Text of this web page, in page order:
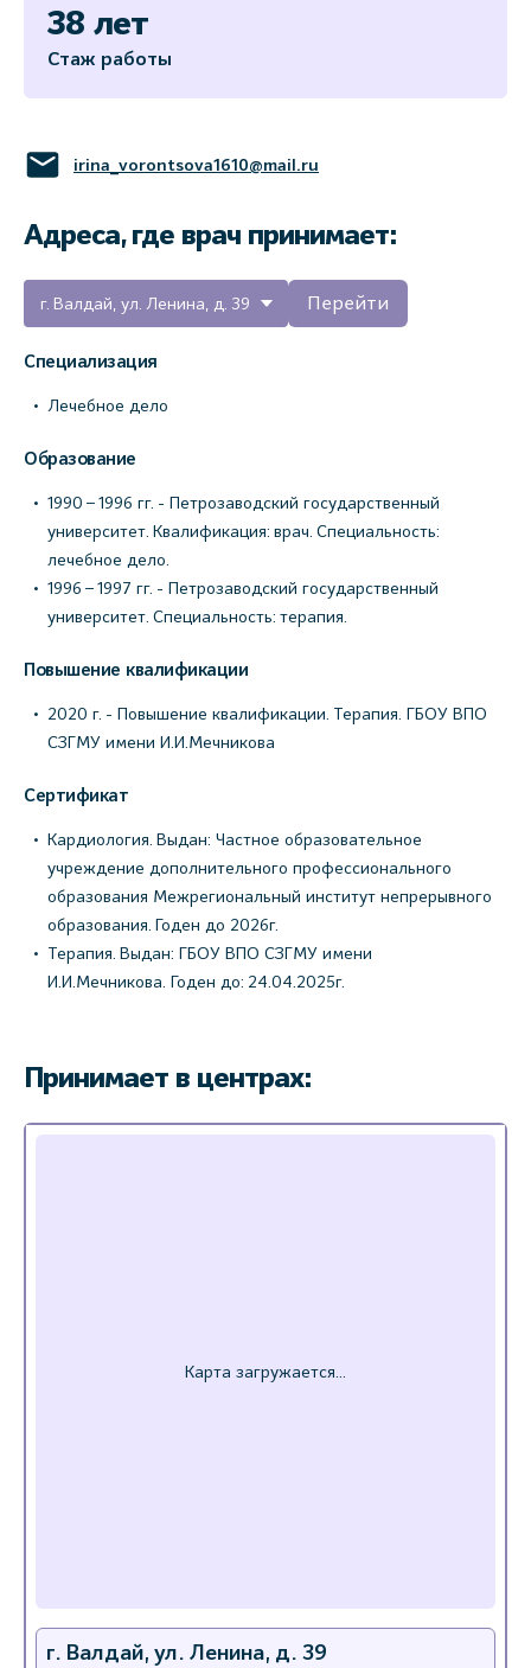
38 лет
Стаж работы
irina_vorontsova1610@mail.ru
Адреса, где врач принимает:
г. Валдай, ул. Ленина, д. 39 Перейти
Специализация
Лечебное дело
Образование
1990 – 1996 гг. - Петрозаводский государственный
университет. Квалификация: врач. Специальность:
лечебное дело.
1996 – 1997 гг. - Петрозаводский государственный
университет. Специальность: терапия.
Повышение квалификации
2020 г. - Повышение квалификации. Терапия. ГБОУ ВПО
СЗГМУ имени И.И.Мечникова
Сертификат
Кардиология. Выдан: Частное образовательное
учреждение дополнительного профессионального
образования Межрегиональный институт непрерывного
образования. Годен до 2026г.
Терапия. Выдан: ГБОУ ВПО СЗГМУ имени
И.И.Мечникова. Годен до: 24.04.2025г.
Принимает в центрах:
г. Валдай, ул. Ленина, д. 39